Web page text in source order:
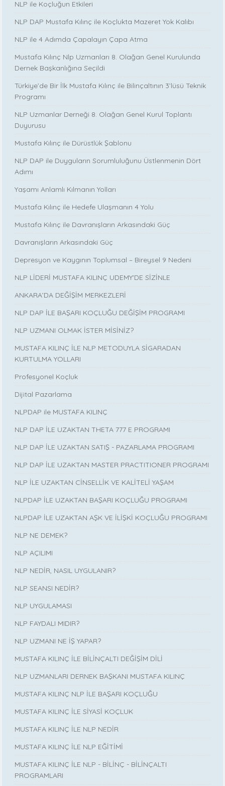
NLP ile Koçluğun Etkileri
NLP DAP Mustafa Kılınç ile Koçlukta Mazeret Yok Kalıbı
NLP ile 4 Adımda Çapalayın Çapa Atma
Mustafa Kılınç Nlp Uzmanları 8. Olağan Genel Kurulunda
Dernek Başkanlığına Seçildi
Türkiye’de Bir İlk Mustafa Kılınç ile Bilinçaltının 3’lüsü Teknik
Programı
NLP Uzmanlar Derneği 8. Olağan Genel Kurul Toplantı
Duyurusu
Mustafa Kılınç ile Dürüstlük Şablonu
NLP DAP ile Duyguların Sorumluluğunu Üstlenmenin Dört
Adımı
Yaşamı Anlamlı Kılmanın Yolları
Mustafa Kılınç ile Hedefe Ulaşmanın 4 Yolu
Mustafa Kılınç ile Davranışların Arkasındaki Güç
Davranışların Arkasındaki Güç
Depresyon ve Kaygının Toplumsal – Bireysel 9 Nedeni
NLP LİDERİ MUSTAFA KILINÇ UDEMY'DE SİZİNLE
ANKARA’DA DEĞİŞİM MERKEZLERİ
NLP DAP İLE BAŞARI KOÇLUĞU DEĞİŞİM PROGRAMI
NLP UZMANI OLMAK İSTER MİSİNİZ?
MUSTAFA KILINÇ İLE NLP METODUYLA SİGARADAN
KURTULMA YOLLARI
Profesyonel Koçluk
Dijital Pazarlama
NLPDAP ile MUSTAFA KILINÇ
NLP DAP İLE UZAKTAN THETA 777 E PROGRAMI
NLP DAP İLE UZAKTAN SATIŞ - PAZARLAMA PROGRAMI
NLP DAP İLE UZAKTAN MASTER PRACTITIONER PROGRAMI
NLP İLE UZAKTAN CİNSELLİK VE KALİTELİ YAŞAM
NLPDAP İLE UZAKTAN BAŞARI KOÇLUĞU PROGRAMI
NLPDAP İLE UZAKTAN AŞK VE İLİŞKİ KOÇLUĞU PROGRAMI
NLP NE DEMEK?
NLP AÇILIMI
NLP NEDİR, NASIL UYGULANIR?
NLP SEANSI NEDİR?
NLP UYGULAMASI
NLP FAYDALI MIDIR?
NLP UZMANI NE İŞ YAPAR?
MUSTAFA KILINÇ İLE BİLİNÇALTI DEĞİŞİM DİLİ
NLP UZMANLARI DERNEK BAŞKANI MUSTAFA KILINÇ
MUSTAFA KILINÇ NLP İLE BAŞARI KOÇLUĞU
MUSTAFA KILINÇ İLE SİYASİ KOÇLUK
MUSTAFA KILINÇ İLE NLP NEDİR
MUSTAFA KILINÇ İLE NLP EĞİTİMİ
MUSTAFA KILINÇ İLE NLP - BİLİNÇ - BİLİNÇALTI
PROGRAMLARI